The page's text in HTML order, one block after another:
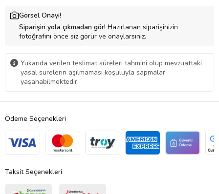
Görsel Onayı!
Siparişin yola çıkmadan gör! Hazırlanan siparişinizin
fotoğrafını önce siz görür ve onaylarsınız.
Yukarıda verilen teslimat süreleri tahmini olup mevzuattaki
yasal sürelerin aşılmaması koşuluyla sapmalar
yaşanabilmektedir.
Ödeme Seçenekleri
Taksit Seçenekleri